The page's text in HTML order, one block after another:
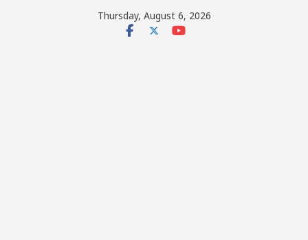
Thursday, August 6, 2026